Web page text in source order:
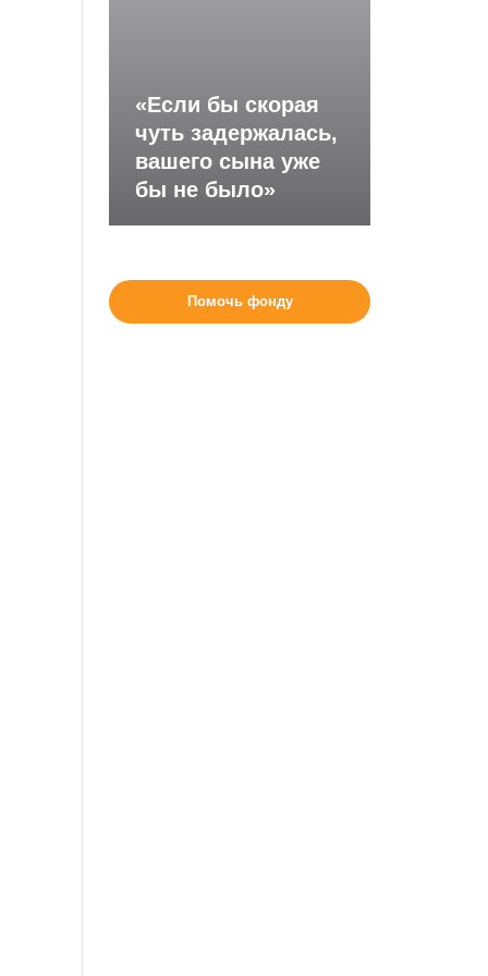
«Если бы скорая
чуть задержалась,
вашего сына уже
бы не было»
Помочь фонду